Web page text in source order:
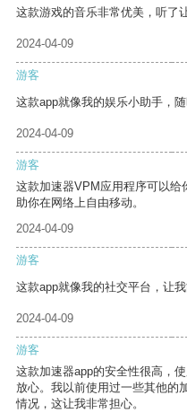
这款游戏的音乐非常优美，听了
2024-04-09
游客
这款app就像我的娱乐小助手，
2024-04-09
游客
这款加速器VPM应用程序可以
助你在网络上自由移动。
2024-04-09
游客
这款app就像我的社交平台，让
2024-04-09
游客
这款加速器app的安全性很高，
放心。我以前使用过一些其他的
情况，这让我非常担心。